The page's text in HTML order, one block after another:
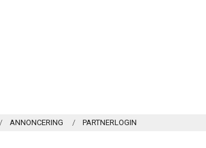
ANNONCERING PARTNERLOGIN